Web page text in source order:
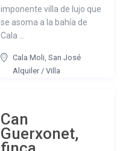
imponente villa de lujo que
se asoma a la bahía de
Cala ...
Cala Moli,San José
Alquiler/Villa
Can
Guerxonet,